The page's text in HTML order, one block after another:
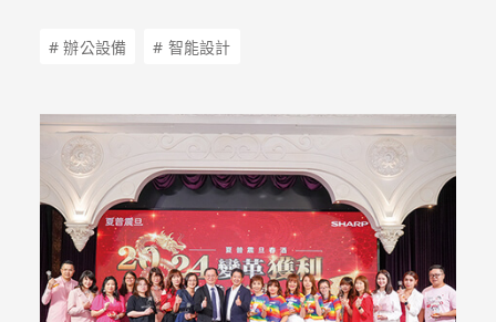
# 辦公設備 # 智能設計